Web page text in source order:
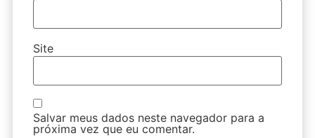
Site
Salvar meus dados neste navegador para a
próxima vez que eu comentar.